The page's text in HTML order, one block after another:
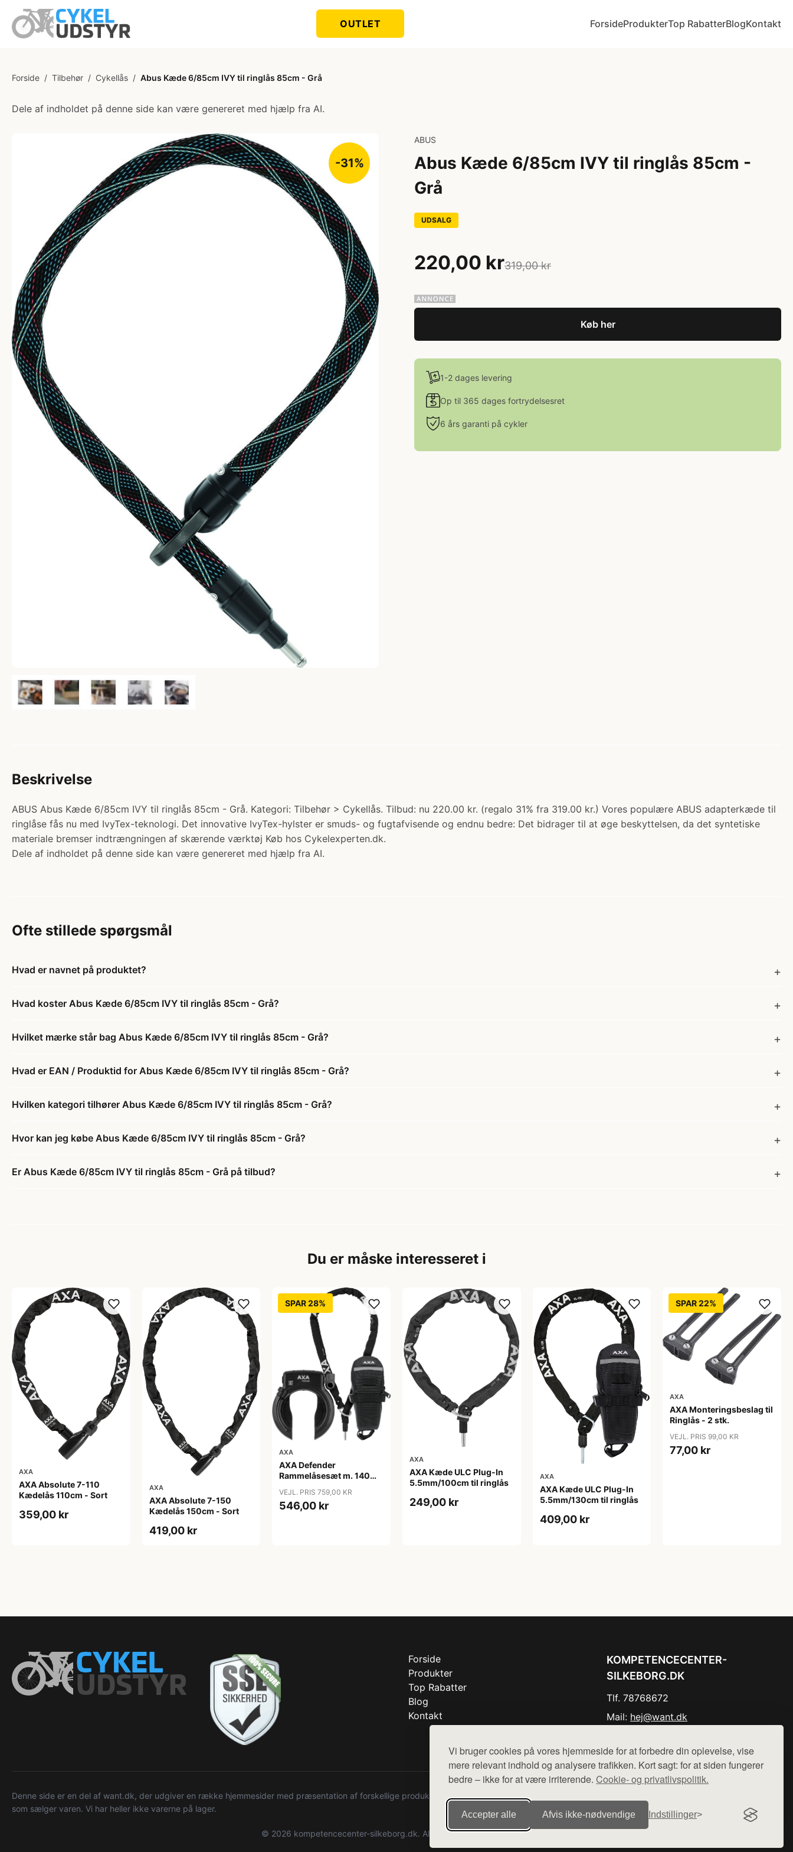
Vi bruger cookies på vores hjemmeside for at forbedre din oplevelse, vise
mere relevant indhold og analysere trafikken. Kort sagt: for at siden fungerer
bedre – ikke for at være irriterende. Cookie- og privatlivspolitik.
Accepter alle Afvis ikke‑nødvendige Indstillinger
OUTLET ForsideProdukterTop RabatterBlogKontakt
Forside / Tilbehør / Cykellås / Abus Kæde 6/85cm IVY til ringlås 85cm - Grå
Dele af indholdet på denne side kan være genereret med hjælp fra AI.
-31%
ABUS
Abus Kæde 6/85cm IVY til ringlås 85cm -
Grå
UDSALG
220,00 kr319,00 kr
Køb her
1-2 dages levering
Op til 365 dages fortrydelsesret
6 års garanti på cykler
Beskrivelse
ABUS Abus Kæde 6/85cm IVY til ringlås 85cm - Grå. Kategori: Tilbehør > Cykellås. Tilbud: nu 220.00 kr. (regalo 31% fra 319.00 kr.) Vores populære ABUS adapterkæde til
ringlåse fås nu med IvyTex-teknologi. Det innovative IvyTex-hylster er smuds- og fugtafvisende og endnu bedre: Det bidrager til at øge beskyttelsen, da det syntetiske
materiale bremser indtrængningen af skærende værktøj Køb hos Cykelexperten.dk.
Dele af indholdet på denne side kan være genereret med hjælp fra AI.
Ofte stillede spørgsmål
Hvad er navnet på produktet?
Hvad koster Abus Kæde 6/85cm IVY til ringlås 85cm - Grå?
Hvilket mærke står bag Abus Kæde 6/85cm IVY til ringlås 85cm - Grå?
Hvad er EAN / Produktid for Abus Kæde 6/85cm IVY til ringlås 85cm - Grå?
Hvilken kategori tilhører Abus Kæde 6/85cm IVY til ringlås 85cm - Grå?
Hvor kan jeg købe Abus Kæde 6/85cm IVY til ringlås 85cm - Grå?
Er Abus Kæde 6/85cm IVY til ringlås 85cm - Grå på tilbud?
Du er måske interesseret i
AXA
AXA Absolute 7-110
Kædelås 110cm - Sort
359,00 kr
AXA
AXA Absolute 7-150
Kædelås 150cm - Sort
419,00 kr
SPAR 28%
AXA
AXA Defender
Rammelåsesæt m. 140
VEJL. PRIS 759,00 KR
546,00 kr
AXA
AXA Kæde ULC Plug-In
5.5mm/100cm til ringlås
249,00 kr
AXA
AXA Kæde ULC Plug-In
5.5mm/130cm til ringlås
409,00 kr
SPAR 22%
AXA
AXA Monteringsbeslag til
Ringlås - 2 stk.
VEJL. PRIS 99,00 KR
77,00 kr
Forside
Produkter
Top Rabatter
Blog
Kontakt
KOMPETENCECENTER-
SILKEBORG.DK
Tlf. 78768672
Mail: hej@want.dk
Denne side er en del af want.dk, der udgiver en række hjemmesider med præsentation af forskellige produkter fra diverse webshops. Der sælges ikke varer fra denne side - vi henviser til de shops,
som sælger varen. Vi har heller ikke varerne på lager.
© 2026 kompetencecenter-silkeborg.dk. Alle rettigheder forbeholdes.